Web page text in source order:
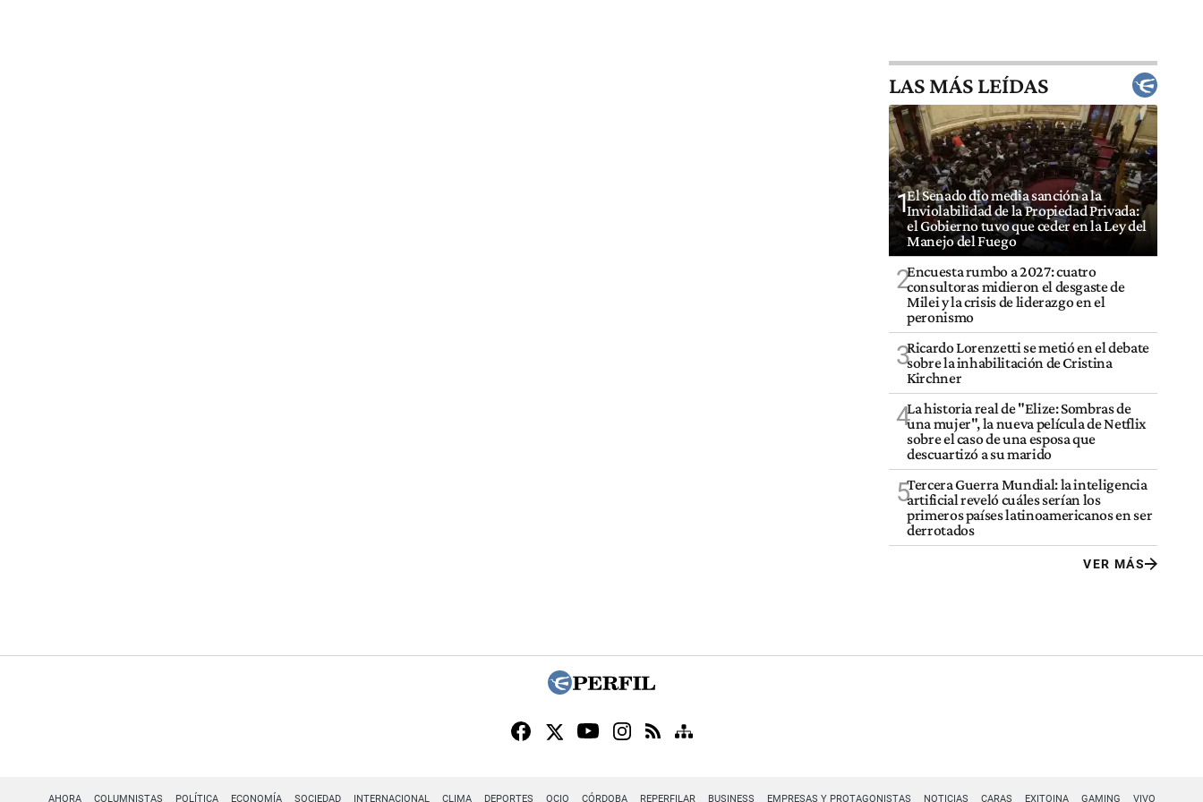
LAS MÁS LEÍDAS
1El Senado dio media sanción a la
Inviolabilidad de la Propiedad Privada:
el Gobierno tuvo que ceder en la Ley del
Manejo del Fuego
2Encuesta rumbo a 2027: cuatro
consultoras midieron el desgaste de
Milei y la crisis de liderazgo en el
peronismo
3Ricardo Lorenzetti se metió en el debate
sobre la inhabilitación de Cristina
Kirchner
4La historia real de "Elize: Sombras de
una mujer", la nueva película de Netflix
sobre el caso de una esposa que
descuartizó a su marido
5Tercera Guerra Mundial: la inteligencia
artificial reveló cuáles serían los
primeros países latinoamericanos en ser
derrotados
VER MÁS
AHORA COLUMNISTAS POLÍTICA ECONOMÍA SOCIEDAD INTERNACIONAL CLIMA DEPORTES OCIO CÓRDOBA REPERFILAR BUSINESS EMPRESAS Y PROTAGONISTAS NOTICIAS CARAS EXITOINA GAMING VIVO